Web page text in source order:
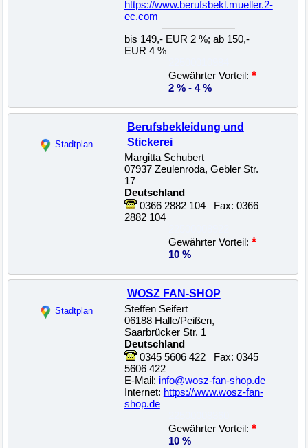
https://www.berufsbekl.mueller.2-
ec.com
bis 149,- EUR 2 %; ab 150,-
EUR 4 %
Gewährter Vorteil: *
2 % - 4 %
Stadtplan
Berufsbekleidung und
Stickerei
Margitta Schubert
07937 Zeulenroda, Gebler Str.
17
Deutschland
0366 2882 104 Fax: 0366
2882 104
Gewährter Vorteil: *
10 %
Stadtplan
WOSZ FAN-SHOP
Steffen Seifert
06188 Halle/Peißen,
Saarbrücker Str. 1
Deutschland
0345 5606 422 Fax: 0345
5606 422
E-Mail: info@wosz-fan-shop.de
Internet: https://www.wosz-fan-
shop.de
Gewährter Vorteil: *
10 %